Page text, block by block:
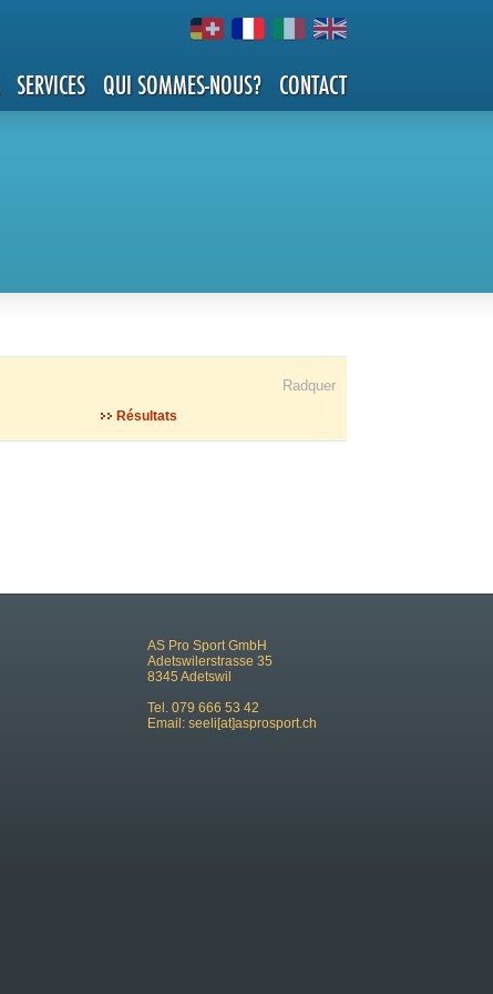
SERVICES QUI SOMMES-NOUS? CONTACT
Radquer
Résultats
AS Pro Sport GmbH
Adetswilerstrasse 35
8345 Adetswil
Tel. 079 666 53 42
Email: seeli[at]asprosport.ch